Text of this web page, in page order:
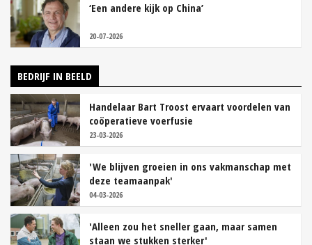
‘Een andere kijk op China’
20-07-2026
BEDRIJF IN BEELD
Handelaar Bart Troost ervaart voordelen van
coöperatieve voerfusie
23-03-2026
'We blijven groeien in ons vakmanschap met
deze teamaanpak'
04-03-2026
'Alleen zou het sneller gaan, maar samen
staan we stukken sterker'